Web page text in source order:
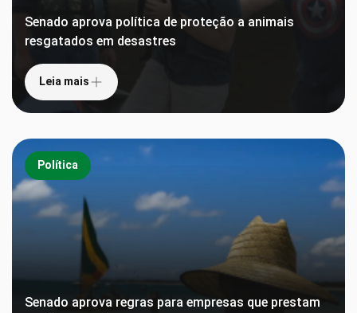
Senado aprova política de proteção a animais
resgatados em desastres
Leia mais
Política
Senado aprova regras para empresas que prestam